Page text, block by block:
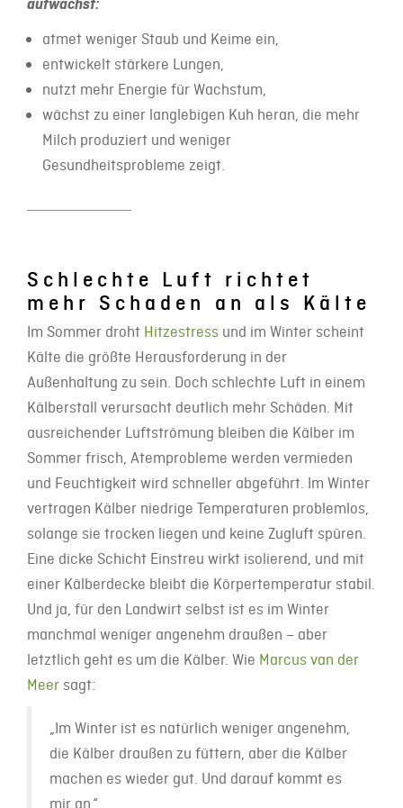
atmet weniger Staub und Keime ein,
entwickelt stärkere Lungen,
nutzt mehr Energie für Wachstum,
wächst zu einer langlebigen Kuh heran, die mehr
Milch produziert und weniger
Gesundheitsprobleme zeigt.
Schlechte Luft richtet
mehr Schaden an als Kälte
Im Sommer droht Hitzestress und im Winter scheint
Kälte die größte Herausforderung in der
Außenhaltung zu sein. Doch schlechte Luft in einem
Kälberstall verursacht deutlich mehr Schäden. Mit
ausreichender Luftströmung bleiben die Kälber im
Sommer frisch, Atemprobleme werden vermieden
und Feuchtigkeit wird schneller abgeführt. Im Winter
vertragen Kälber niedrige Temperaturen problemlos,
solange sie trocken liegen und keine Zugluft spüren.
Eine dicke Schicht Einstreu wirkt isolierend, und mit
einer Kälberdecke bleibt die Körpertemperatur stabil.
Und ja, für den Landwirt selbst ist es im Winter
manchmal weniger angenehm draußen – aber
letztlich geht es um die Kälber. Wie Marcus van der
Meer sagt:
„Im Winter ist es natürlich weniger angenehm,
die Kälber draußen zu füttern, aber die Kälber
machen es wieder gut. Und darauf kommt es
mir an.“